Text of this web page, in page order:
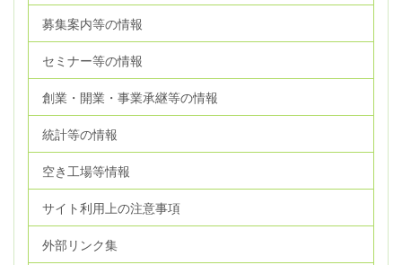
募集案内等の情報
セミナー等の情報
創業・開業・事業承継等の情報
統計等の情報
空き工場等情報
サイト利用上の注意事項
外部リンク集